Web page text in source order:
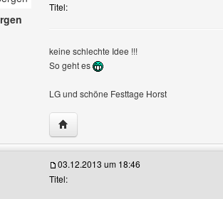
Benutzer-Profile anzeigen
Titel:
keine schlechte Idee !!!
So geht es
LG und schöne Festtage Horst
Website dieses Benutzers
03.12.2013 um 18:46
Titel: